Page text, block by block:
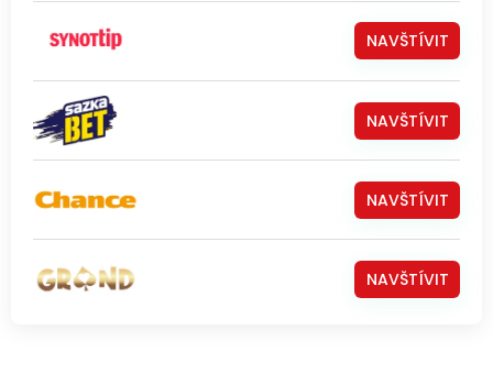
NAVŠTÍVIT
NAVŠTÍVIT
NAVŠTÍVIT
NAVŠTÍVIT